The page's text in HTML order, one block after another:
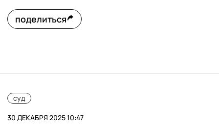
поделиться
суд
30 ДЕКАБРЯ 2025 10:47